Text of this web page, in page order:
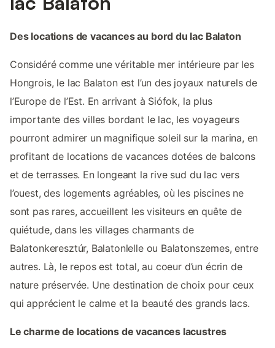
Des locations de vacances au bord du lac Balaton
Considéré comme une véritable mer intérieure par les
Hongrois, le lac Balaton est l’un des joyaux naturels de
l’Europe de l’Est. En arrivant à Siófok, la plus
importante des villes bordant le lac, les voyageurs
pourront admirer un magnifique soleil sur la marina, en
profitant de locations de vacances dotées de balcons
et de terrasses. En longeant la rive sud du lac vers
l’ouest, des logements agréables, où les piscines ne
sont pas rares, accueillent les visiteurs en quête de
quiétude, dans les villages charmants de
Balatonkeresztúr, Balatonlelle ou Balatonszemes, entre
autres. Là, le repos est total, au coeur d’un écrin de
nature préservée. Une destination de choix pour ceux
qui apprécient le calme et la beauté des grands lacs.
Le charme de locations de vacances lacustres